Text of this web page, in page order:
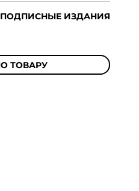
ПОДПИСНЫЕ ИЗДАНИЯ
ТОВАРУ